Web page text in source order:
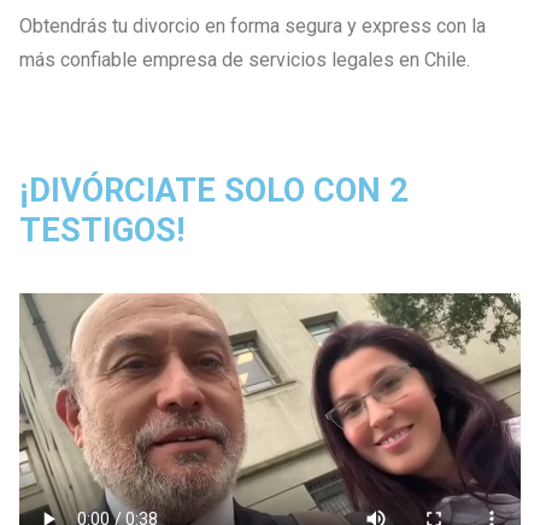
Obtendrás tu divorcio en forma segura y express con la
más confiable empresa de servicios legales en Chile.
¡DIVÓRCIATE SOLO CON 2
TESTIGOS!